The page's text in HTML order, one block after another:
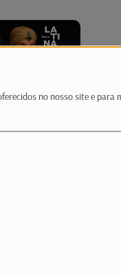
no nosso site e para